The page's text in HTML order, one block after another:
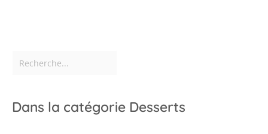
Dans la catégorie Desserts